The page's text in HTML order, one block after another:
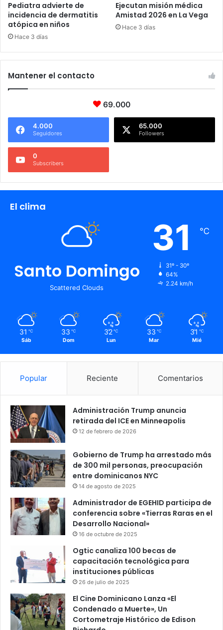
Pediatra advierte de
incidencia de dermatitis
atópica en niños
Hace 3 días
Ejecutan misión médica
Amistad 2026 en La Vega
Hace 3 días
Mantener el contacto
69.000
4.000
Seguidores
65.000
Followers
0
Subscribers
El clima
Santo Domingo
Scattered Clouds
31 ℃
31º - 30º
64%
2.24 km/h
31 ℃
Sáb
33 ℃
Dom
32 ℃
Lun
33 ℃
Mar
31 ℃
Mié
Popular Reciente Comentarios
Administración Trump anuncia
retirada del ICE en Minneapolis
12 de febrero de 2026
Gobierno de Trump ha arrestado más
de 300 mil personas, preocupación
entre dominicanos NYC
14 de agosto de 2025
Administrador de EGEHID participa de
conferencia sobre «Tierras Raras en el
Desarrollo Nacional»
16 de octubre de 2025
Ogtic canaliza 100 becas de
capacitación tecnológica para
instituciones públicas
26 de julio de 2025
El Cine Dominicano Lanza «El
Condenado a Muerte», Un
Cortometraje Histórico de Edison